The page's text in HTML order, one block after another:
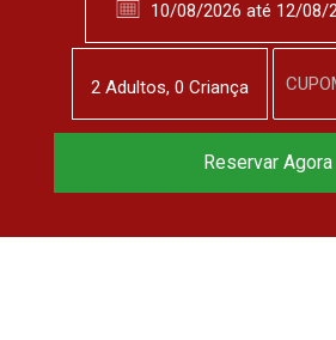
2 Adultos, 0 Criança
Reservar Agora